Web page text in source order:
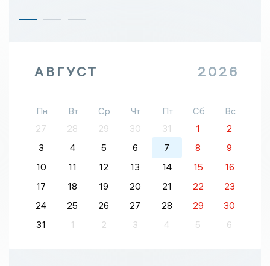
АВГУСТ 2026
Пн Вт Ср Чт Пт Сб
Вс
27
28 29 30 31 1
2
3
4 5 6 7 8
9
10
11 12 13 14 15
16
17
18 19 20 21 22
23
24
25 26 27 28 29
30
31
1 2 3 4 5 6